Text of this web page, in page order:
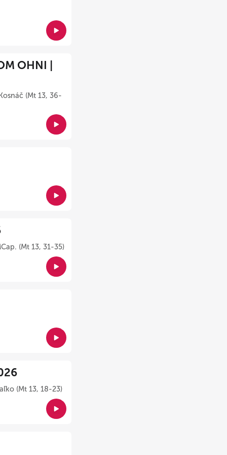
OHNI |
(Mt 13, 36-
(Mt 13, 31-35)
(Mt 13, 18-23)